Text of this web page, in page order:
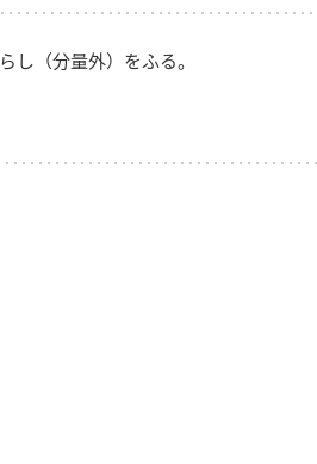
し（分量外）をふる。